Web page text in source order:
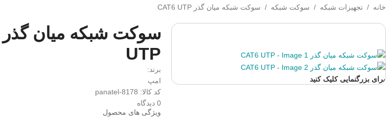
خانه / تجهیزات شبکه / سوکت شبکه / سوکت شبکه میان گذر CAT6 UTP
برای بزرگنمایی کلیک کنید
UTP
برند:
امپ
کد کالا: panatel-8178
0 دیدگاه
ویژگی های محصول